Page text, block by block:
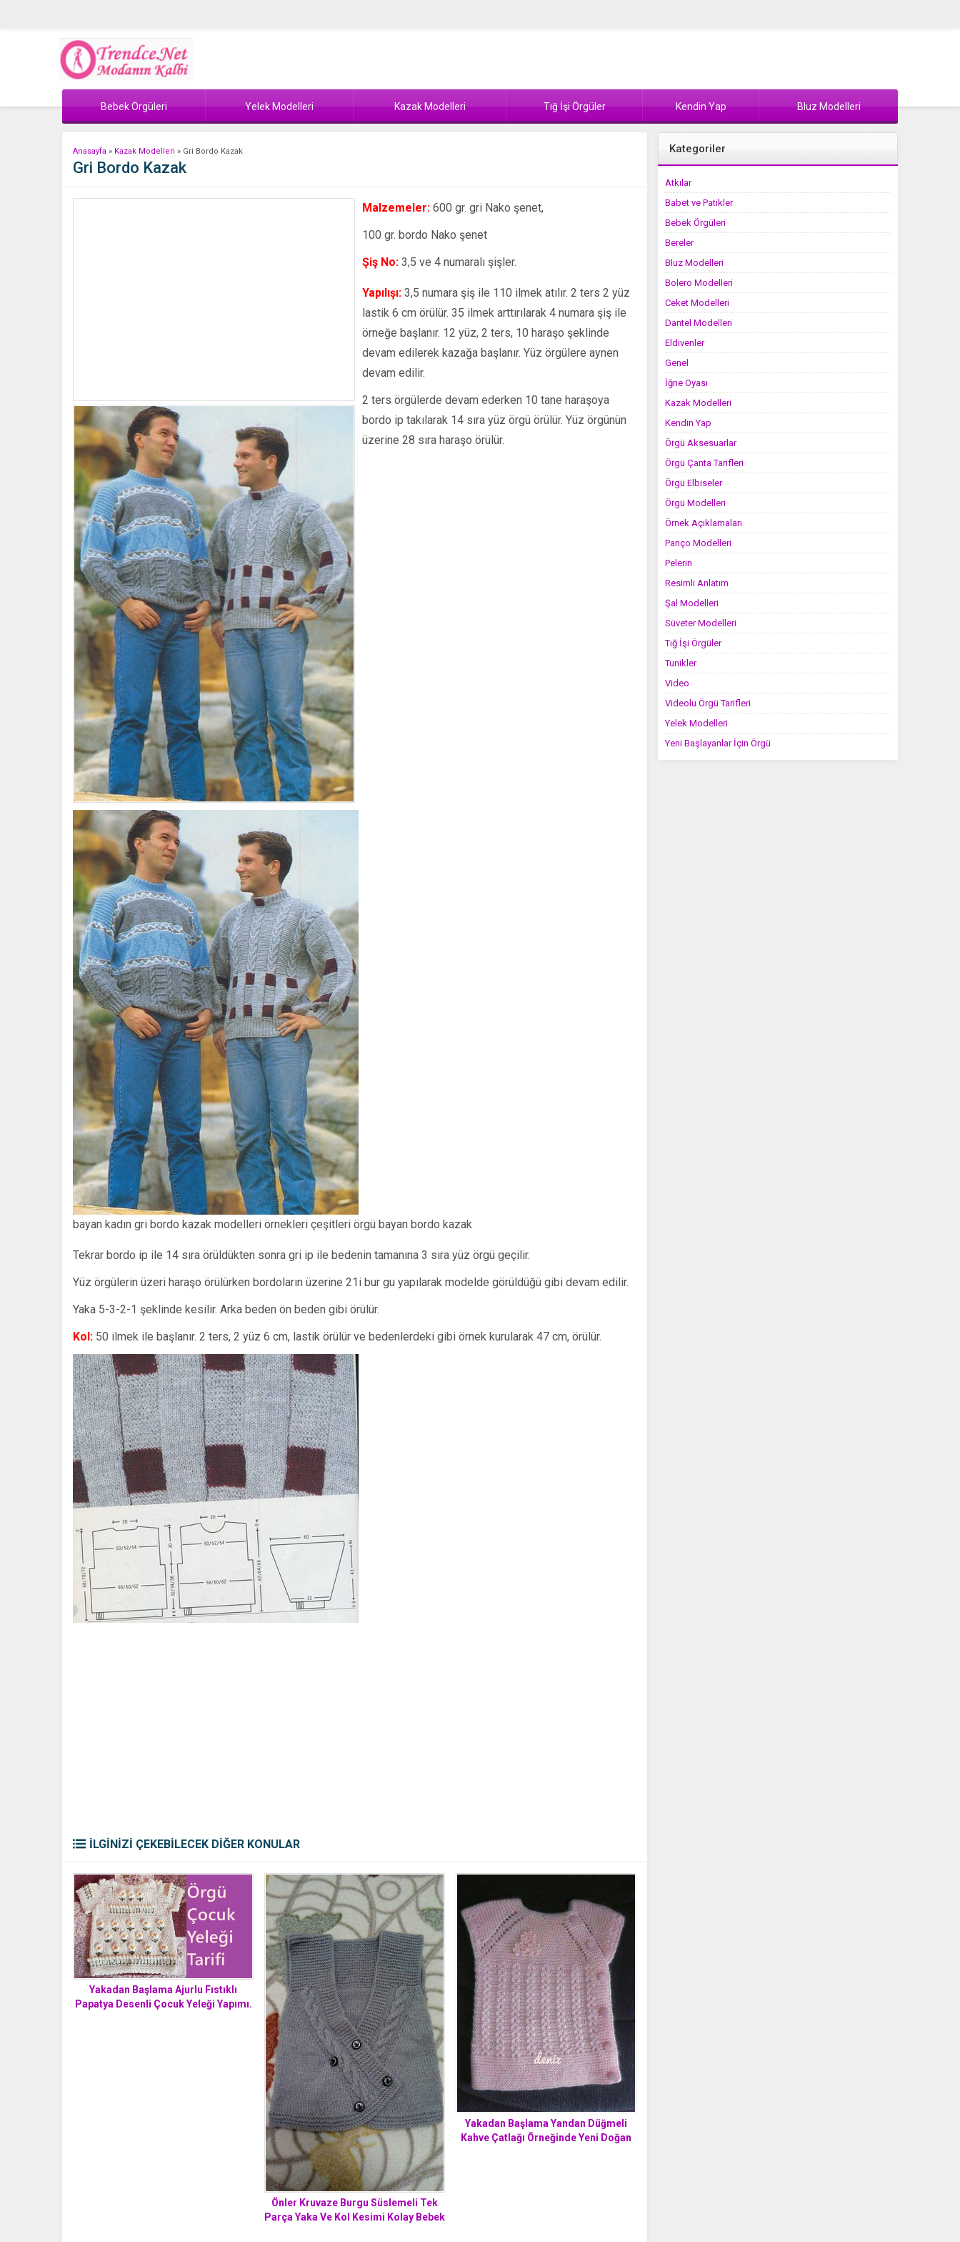
Bebek Örgüleri Yelek Modelleri Kazak Modelleri Tığ İşi Örgüler Kendin Yap Bluz Modelleri
Anasayfa » Kazak Modelleri » Gri Bordo Kazak
Gri Bordo Kazak
Malzemeler:600 gr. gri Nako şenet,
100 gr. bordo Nako şenet
Şiş No:3,5 ve 4 numaralı şişler.
Yapılışı:3,5 numara şiş ile 110 ilmek atılır. 2 ters 2 yüz
lastik 6 cm örülür. 35 ilmek arttırılarak 4 numara şiş ile
örneğe başlanır. 12 yüz, 2 ters, 10 haraşo şeklinde
devam edilerek kazağa başlanır. Yüz örgülere aynen
devam edilir.
2 ters örgülerde devam ederken 10 tane haraşoya
bordo ip takılarak 14 sıra yüz örgü örülür. Yüz örgünün
üzerine 28 sıra haraşo örülür.
bayan kadın gri bordo kazak modelleri örnekleri çeşitleri örgü bayan bordo kazak
Tekrar bordo ip ile 14 sıra örüldükten sonra gri ip ile bedenin tamanına 3 sıra yüz örgü geçilir.
Yüz örgülerin üzeri haraşo örülürken bordoların üzerine 21i bur gu yapılarak modelde görüldüğü gibi devam edilir.
Yaka 5-3-2-1 şeklinde kesilir. Arka beden ön beden gibi örülür.
Kol: 50 ilmek ile başlanır. 2 ters, 2 yüz 6 cm, lastik örülür ve bedenlerdeki gibi örnek kurularak 47 cm, örülür.
İLGİNİZİ ÇEKEBİLECEK DİĞER KONULAR
Yakadan Başlama Ajurlu Fıstıklı
Papatya Desenli Çocuk Yeleği Yapımı.
Önler Kruvaze Burgu Süslemeli Tek
Parça Yaka Ve Kol Kesimi Kolay Bebek
Yakadan Başlama Yandan Düğmeli
Kahve Çatlağı Örneğinde Yeni Doğan
Kategoriler
Atkılar
Babet ve Patikler
Bebek Örgüleri
Bereler
Bluz Modelleri
Bolero Modelleri
Ceket Modelleri
Dantel Modelleri
Eldivenler
Genel
İğne Oyası
Kazak Modelleri
Kendin Yap
Örgü Aksesuarlar
Örgü Çanta Tarifleri
Örgü Elbiseler
Örgü Modelleri
Örnek Açıklamaları
Panço Modelleri
Pelerin
Resimli Anlatım
Şal Modelleri
Süveter Modelleri
Tığ İşi Örgüler
Tunikler
Video
Videolu Örgü Tarifleri
Yelek Modelleri
Yeni Başlayanlar İçin Örgü